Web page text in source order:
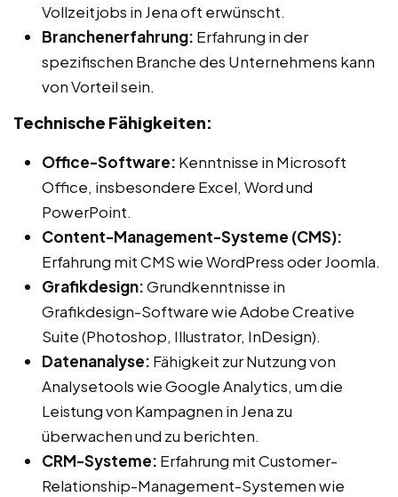
Vollzeitjobs in Jena oft erwünscht.
Branchenerfahrung: Erfahrung in der
spezifischen Branche des Unternehmens kann
von Vorteil sein.
Technische Fähigkeiten:
Office-Software: Kenntnisse in Microsoft
Office, insbesondere Excel, Word und
PowerPoint.
Content-Management-Systeme (CMS):
Erfahrung mit CMS wie WordPress oder Joomla.
Grafikdesign:Grundkenntnisse in
Grafikdesign-Software wie Adobe Creative
Suite (Photoshop, Illustrator, InDesign).
Datenanalyse: Fähigkeit zur Nutzung von
Analysetools wie Google Analytics, um die
Leistung von Kampagnen in Jena zu
überwachen und zu berichten.
CRM-Systeme: Erfahrung mit Customer-
Relationship-Management-Systemen wie